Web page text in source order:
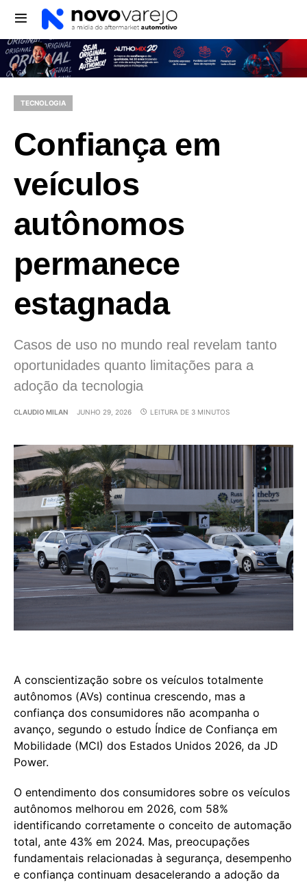
TECNOLOGIA
Confiança em
veículos
autônomos
permanece
estagnada
Casos de uso no mundo real revelam tanto
oportunidades quanto limitações para a
adoção da tecnologia
CLAUDIO MILAN JUNHO 29, 2026 LEITURA DE 3 MINUTOS
A conscientização sobre os veículos totalmente
autônomos (AVs) continua crescendo, mas a
confiança dos consumidores não acompanha o
avanço, segundo o estudo Índice de Confiança em
Mobilidade (MCI) dos Estados Unidos 2026, da JD
Power.
O entendimento dos consumidores sobre os veículos
autônomos melhorou em 2026, com 58%
identificando corretamente o conceito de automação
total, ante 43% em 2024. Mas, preocupações
fundamentais relacionadas à segurança, desempenho
e confiança continuam desacelerando a adoção da